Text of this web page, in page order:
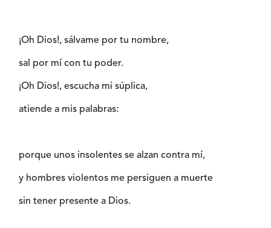
¡Oh Dios!, sálvame por tu nombre,
sal por mí con tu poder.
¡Oh Dios!, escucha mi súplica,
atiende a mis palabras:
porque unos insolentes se alzan contra mí,
y hombres violentos me persiguen a muerte
sin tener presente a Dios.